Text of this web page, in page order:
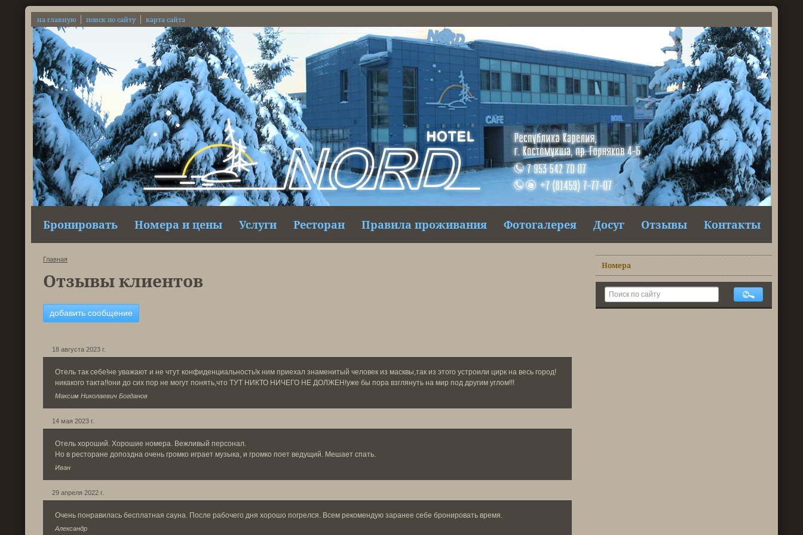
на главную поиск по сайту карта сайта
Бронировать Номера и цены Услуги Ресторан Правила проживания Фотогалерея Досуг Отзывы Контакты
Главная
Отзывы клиентов
добавить сообщение
18 августа 2023 г.
Отель так себе!не уважают и не чтут конфиденциальность!к ним приехал знаменитый человек из масквы,так из этого устроили цирк на весь город!
никакого такта!!они до сих пор не могут понять,что ТУТ НИКТО НИЧЕГО НЕ ДОЛЖЕН!уже бы пора взглянуть на мир под другим углом!!!
Максим Николаевич Богданов
14 мая 2023 г.
Отель хороший. Хорошие номера. Вежливый персонал.
Но в ресторане допоздна очень громко играет музыка, и громко поет ведущий. Мешает спать.
Иван
29 апреля 2022 г.
Очень понравилась бесплатная сауна. После рабочего дня хорошо погрелся. Всем рекомендую заранее себе бронировать время.
Александр
Номера